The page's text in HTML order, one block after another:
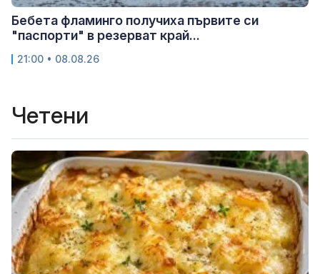
Бебета фламинго получиха първите си
"паспорти" в резерват край...
21:00 • 08.08.26
Четени